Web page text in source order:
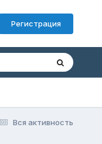
Регистрация
Вся активность